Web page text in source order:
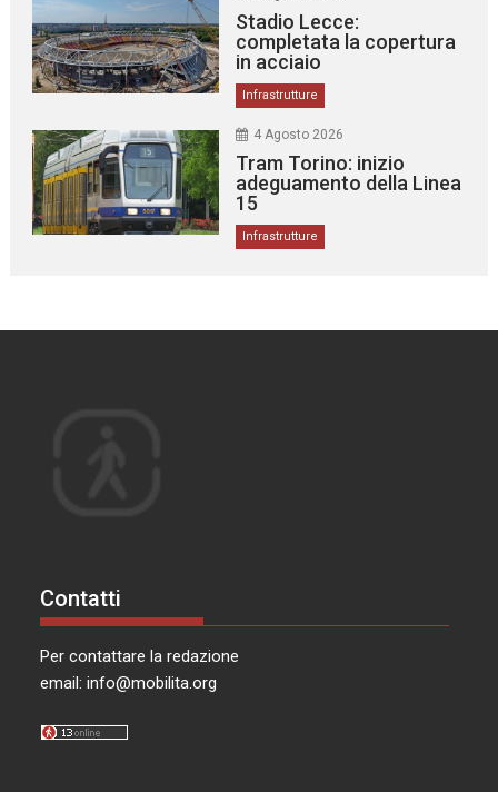
Stadio Lecce:
completata la copertura
in acciaio
Infrastrutture
4 Agosto 2026
Tram Torino: inizio
adeguamento della Linea
15
Infrastrutture
Contatti
Per contattare la redazione
email:info@mobilita.org